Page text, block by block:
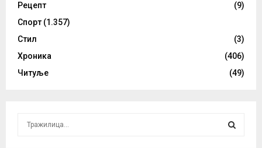
Рецепт
(9)
Спорт (1.357)
Стил
(3)
Хроника
(406)
Читуље
(49)